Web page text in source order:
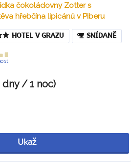
čokoládovny Zotter s
hřebčína lipicánů v Piberu
HOTEL V GRAZU SNÍDANĚ
dny / 1 noc)
Ukaž